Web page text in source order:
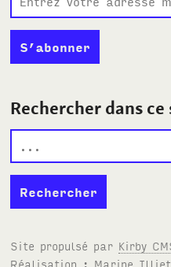
Rechercher dans ce
Site propulsé par Kirby
Réalisation : Marine Illiet